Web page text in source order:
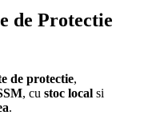
de Protectie
de protectie,
, cu stoc local si
.